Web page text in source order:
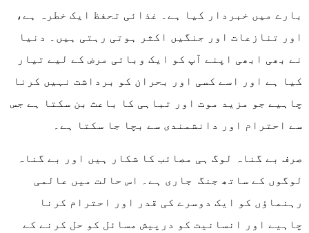
بارے میں خبردار کیا ہے۔ غذائی تحفظ ایک خطرہ ہے،
اور تنازعات اور جنگیں اکثر ہوتی رہتی ہیں۔ دنیا
نے بھی ابھی اپنے آپ کو ایک وبائی مرض کے لیے تیار
کیا ہے اور اسے کسی اور بحران کو برداشت نہیں کرنا
چاہیے جو مزید موت اور تباہی کا باعث بن سکتا ہے جس
سے احترام اور دانشمندی سے بچا جا سکتا ہے۔
صرف بے گناہ لوگ ہی مصائب کا شکار ہیں اور بے گناہ
لوگوں کے ساتھ جنگ جاری ہے۔ اس حالت میں عالمی
رہنماؤں کو ایک دوسرے کی قدر اور احترام کرنا
چاہیے اور انسانیت کو درپیش مسائل کو حل کرنے کے